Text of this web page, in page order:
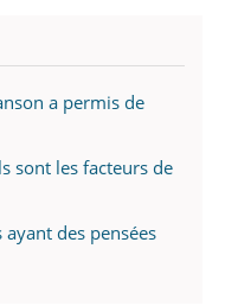
a permis de
sont les facteurs de
ayant des pensées